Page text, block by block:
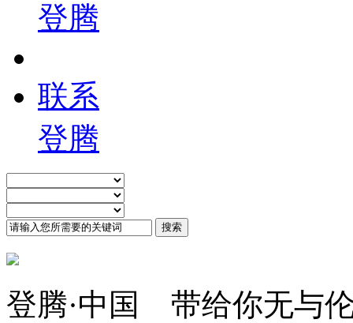
登腾
联系
登腾
登腾·中国 带给你无与